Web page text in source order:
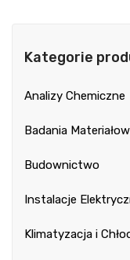
Kategorie
Analizy Chemiczne
Badania
Budownictwo
Instalacje
Klimatyzacja i